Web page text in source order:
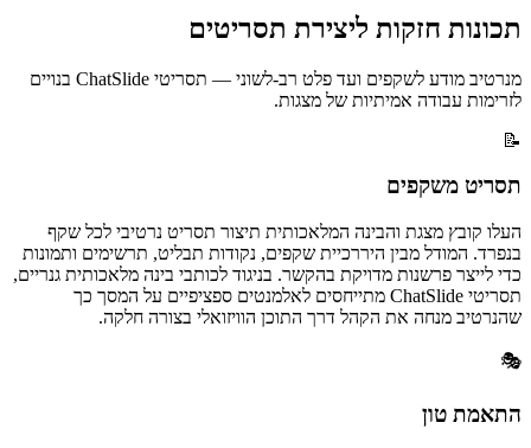
תכונות חזקות ליצירת תסריטים
מנרטיב מודע לשקפים ועד פלט רב-לשוני — תסריטי ChatSlide בנויים
לזרימות עבודה אמיתיות של מצגות.
📝
תסריט משקפים
העלו קובץ מצגת והבינה המלאכותית תיצור תסריט נרטיבי לכל שקף
בנפרד. המודל מבין היררכיית שקפים, נקודות תבליט, תרשימים ותמונות
כדי לייצר פרשנות מדויקת בהקשר. בניגוד לכותבי בינה מלאכותית גנריים,
תסריטי ChatSlide מתייחסים לאלמנטים ספציפיים על המסך כך
שהנרטיב מנחה את הקהל דרך התוכן הוויזואלי בצורה חלקה.
🎭
התאמת טון